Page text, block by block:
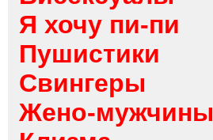
Я хочу пи-пи
Пушистики
Свингеры
Жено-мужчины